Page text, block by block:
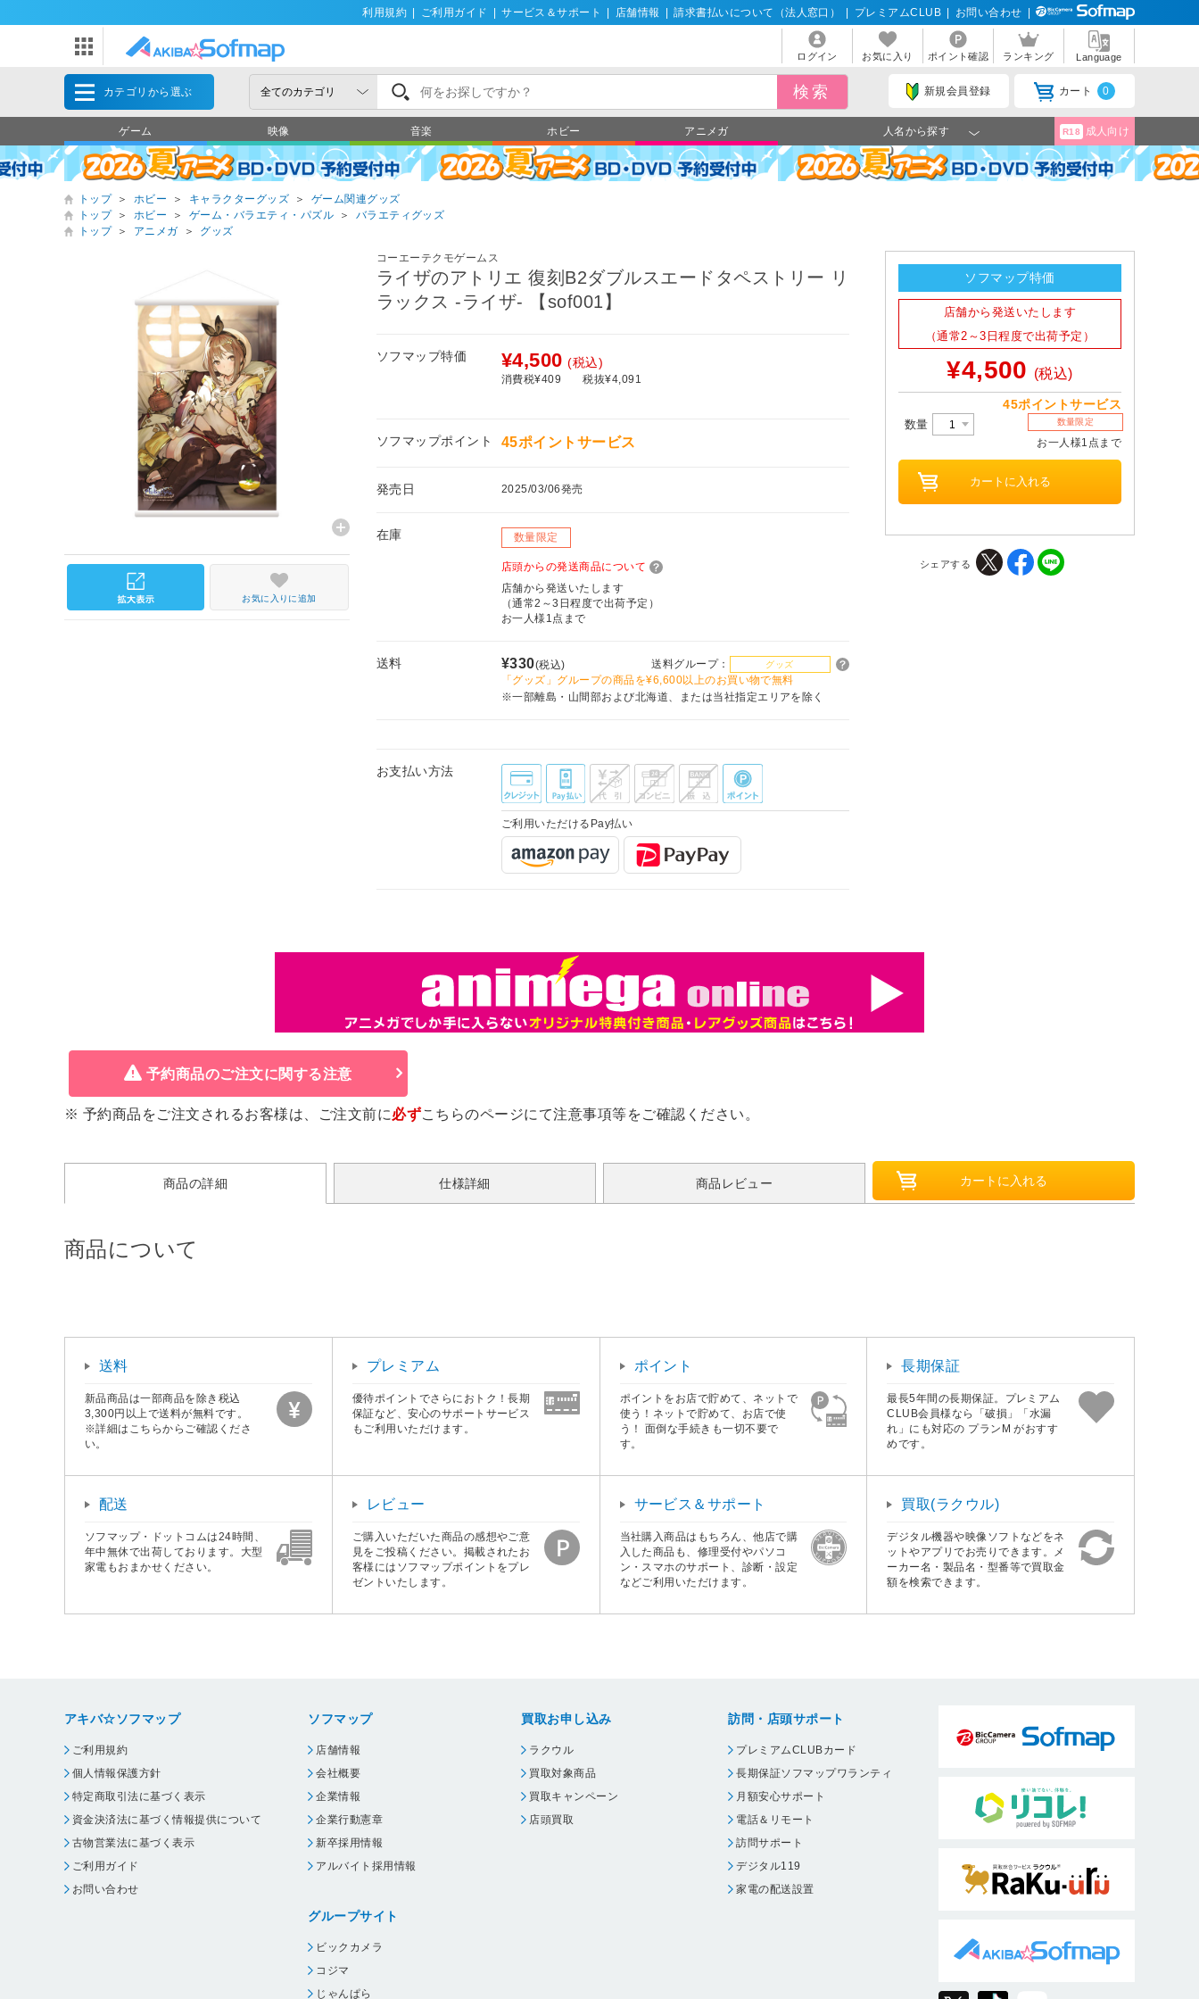
利用規約 ご利用ガイド サービス＆サポート 店舗情報 請求書払いについて（法人窓口） プレミアムCLUB お問い合わせ
ログイン お気に入り ポイント確認 ランキング Language
カテゴリから選ぶ 新規会員登録 カート 0
ゲーム 映像 音楽 ホビー アニメガ 人名から探す R18 成人向け
トップ ＞ ホビー ＞ キャラクターグッズ ＞
ゲーム関連グッズ
トップ
＞ ホビー ＞ ゲーム・バラエティ・パズル ＞
バラエティグッズ
トップ
＞ アニメガ ＞ グッズ
コーエーテクモゲームス
ライザのアトリエ 復刻B2ダブルスエードタペストリー リ
ラックス -ライザ- 【sof001】
ソフマップ特価 ¥4,500 (税込)
消費税¥409 税抜¥4,091
ソフマップポイント 45ポイントサービス
発売日 2025/03/06発売
在庫 数量限定
店頭からの発送商品について
店舗から発送いたします
（通常2～3日程度で出荷予定）
お一人様1点まで
送料 ¥330(税込) 送料グループ： グッズ
「グッズ」グループの商品を¥6,600以上のお買い物で無料
※一部離島・山間部および北海道、または当社指定エリアを除く
お支払い方法
ご利用いただけるPay払い
お気に入りに追加
ソフマップ特価
店舗から発送いたします
（通常2～3日程度で出荷予定）
¥4,500 (税込)
45ポイントサービス
数量 数量限定
お一人様1点まで
シェアする
予約商品のご注文に関する注意
※ 予約商品をご注文されるお客様は、ご注文前に必ずこちらのページにて注意事項等をご確認ください。
商品の詳細 仕様詳細 商品レビュー
商品について
送料
新品商品は一部商品を除き税込
3,300円以上で送料が無料です。
※詳細はこちらからご確認くださ
い。
プレミアム
優待ポイントでさらにおトク！長期
保証など、安心のサポートサービス
もご利用いただけます。
ポイント
ポイントをお店で貯めて、ネットで
使う！ネットで貯めて、お店で使
う！ 面倒な手続きも一切不要で
す。
長期保証
最長5年間の長期保証。プレミアム
CLUB会員様なら「破損」「水漏
れ」にも対応の プランM がおすす
めです。
配送
ソフマップ・ドットコムは24時間、
年中無休で出荷しております。大型
家電もおまかせください。
レビュー
ご購入いただいた商品の感想やご意
見をご投稿ください。掲載されたお
客様にはソフマップポイントをプレ
ゼントいたします。
サービス＆サポート
当社購入商品はもちろん、他店で購
入した商品も、修理受付やパソコ
ン・スマホのサポート、診断・設定
などご利用いただけます。
買取(ラクウル)
デジタル機器や映像ソフトなどをネ
ットやアプリでお売りできます。メ
ーカー名・製品名・型番等で買取金
額を検索できます。
アキバ☆ソフマップ
ご利用規約
個人情報保護方針
特定商取引法に基づく表示
資金決済法に基づく情報提供について
古物営業法に基づく表示
ご利用ガイド
お問い合わせ
ソフマップ
店舗情報
会社概要
企業情報
企業行動憲章
新卒採用情報
アルバイト採用情報
グループサイト
ビックカメラ
コジマ
じゃんぱら
買取お申し込み
ラクウル
買取対象商品
買取キャンペーン
店頭買取
訪問・店頭サポート
プレミアムCLUBカード
長期保証ソフマップワランティ
月額安心サポート
電話＆リモート
訪問サポート
デジタル119
家電の配送設置